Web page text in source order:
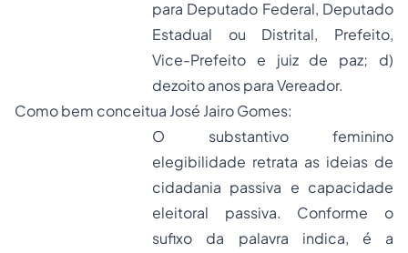
para Deputado Federal, Deputado
Estadual ou Distrital, Prefeito,
Vice-Prefeito e juiz de paz; d)
dezoito anos para Vereador.
Como bem conceitua José Jairo Gomes:
O substantivo feminino
elegibilidade retrata as ideias de
cidadania passiva e capacidade
eleitoral passiva. Conforme o
sufixo da palavra indica, é a